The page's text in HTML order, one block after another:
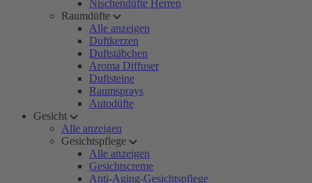
Nischendüfte Herren
Raumdüfte
Alle anzeigen
Duftkerzen
Duftstäbchen
Aroma Diffuser
Duftsteine
Raumsprays
Autodüfte
Gesicht
Alle anzeigen
Gesichtspflege
Alle anzeigen
Gesichtscreme
Anti-Aging-Gesichtspflege